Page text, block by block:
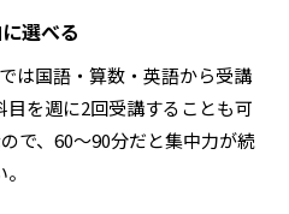
選べる
は国語・算数・英語から受講
を週に2回受講することも可
で、60～90分だと集中力が続